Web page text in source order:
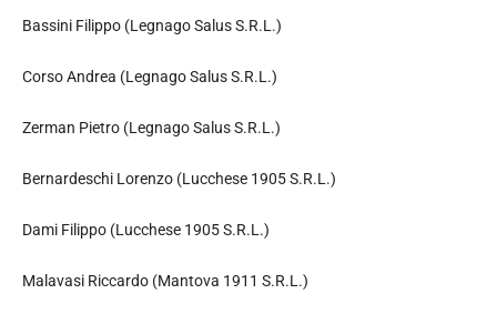
Bassini Filippo (Legnago Salus S.R.L.)
Corso Andrea (Legnago Salus S.R.L.)
Zerman Pietro (Legnago Salus S.R.L.)
Bernardeschi Lorenzo (Lucchese 1905 S.R.L.)
Dami Filippo (Lucchese 1905 S.R.L.)
Malavasi Riccardo (Mantova 1911 S.R.L.)